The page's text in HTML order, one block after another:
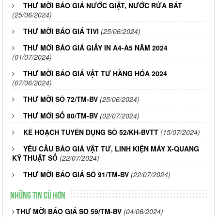
THƯ MỜI BÁO GIÁ NƯỚC GIẶT, NƯỚC RỬA BÁT
(25/06/2024)
THƯ MỜI BÁO GIÁ TIVI (25/06/2024)
THƯ MỜI BÁO GIÁ GIẤY IN A4-A5 NĂM 2024
(01/07/2024)
THƯ MỜI BÁO GIÁ VẬT TƯ HÀNG HÓA 2024
(07/06/2024)
THƯ MỜI SỐ 72/TM-BV (25/06/2024)
THƯ MỜI SỐ 80/TM-BV (02/07/2024)
KẾ HOẠCH TUYỂN DỤNG SỐ 52/KH-BVTT (15/07/2024)
YÊU CẦU BÁO GIÁ VẬT TƯ, LINH KIỆN MÁY X-QUANG
KỸ THUẬT SỐ (22/07/2024)
THƯ MỜI BÁO GIÁ SỐ 91/TM-BV (22/07/2024)
Những tin cũ hơn
THƯ MỜI BÁO GIÁ SỐ 59/TM-BV (04/06/2024)